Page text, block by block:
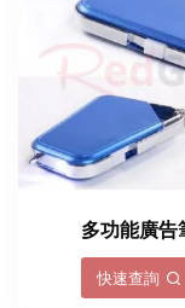
多功能廣告
快速查詢